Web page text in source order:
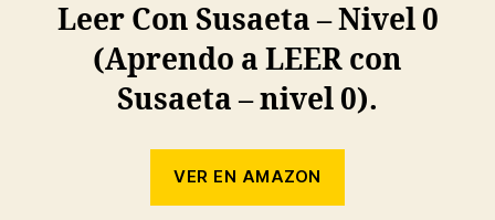
Leer Con Susaeta – Nivel 0
(Aprendo a LEER con
Susaeta – nivel 0).
VER EN AMAZON